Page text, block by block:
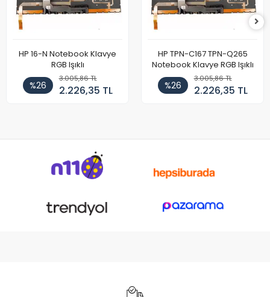
HP 16-N Notebook Klavye
RGB Işıklı
%26
3.005,86 TL
2.226,35 TL
HP TPN-C167 TPN-Q265
Notebook Klavye RGB Işıklı
%26
3.005,86 TL
2.226,35 TL